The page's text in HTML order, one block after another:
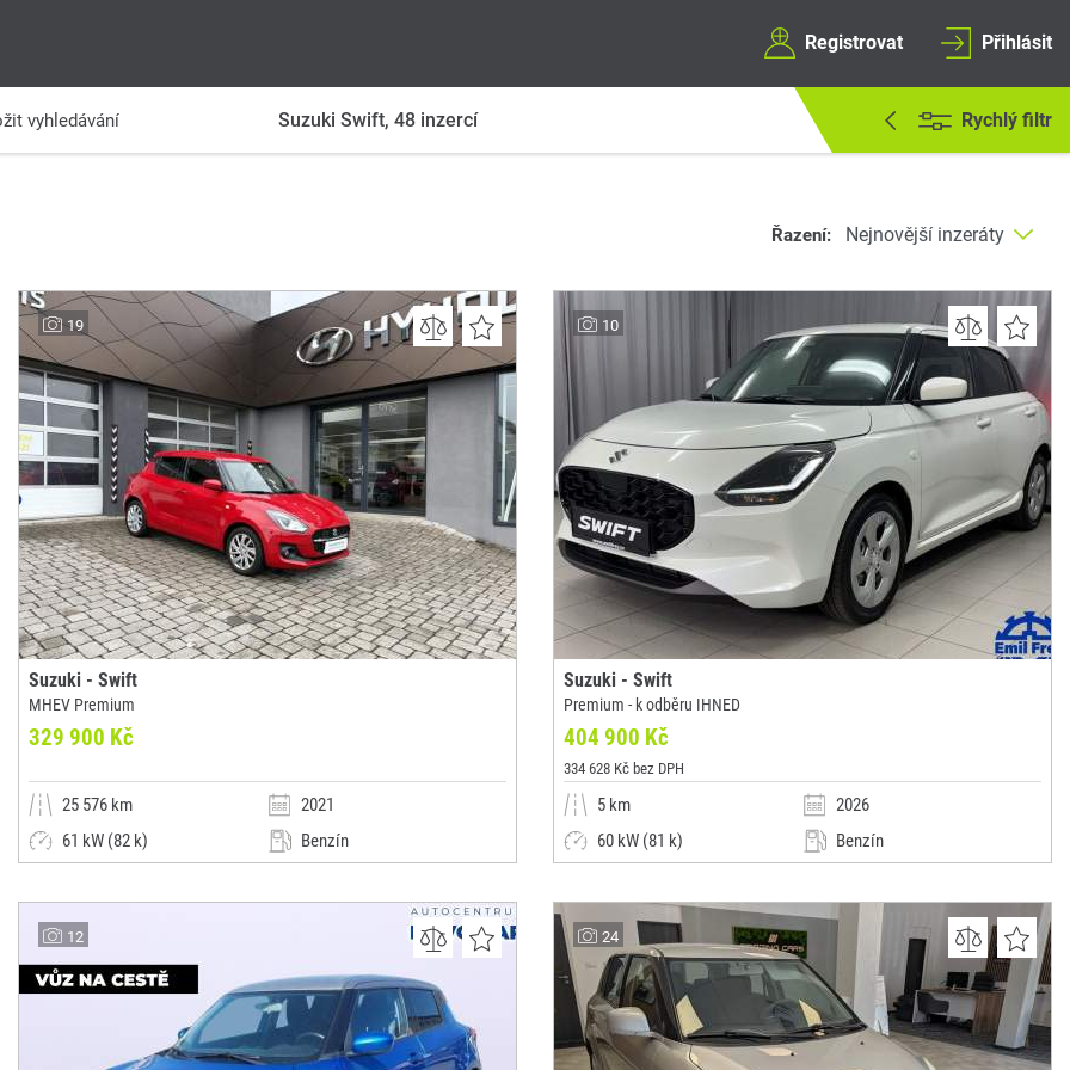
Registrovat Přihlásit
vyhledávání Suzuki Swift, 48 inzercí Rychlý filtr
Řazení:
19
Suzuki - Swift
MHEV Premium
329 900 Kč
25 576 km
2021
61 kW (82 k)
Benzín
Suzuki Louwman
Dubno - Příbram 1
(0x)
10
Suzuki - Swift
Premium - k odběru IHNED
404 900 Kč
334 628 Kč bez DPH
5 km
2026
60 kW (81 k)
Benzín
Emil Frey ČR, s.r.o. - nové vozy Suzuki - Pekařská
Praha 5 - Stodůlky
(0x)
12 24